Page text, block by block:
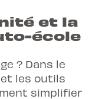
et la
école
? Dans le
les outils
simplifier